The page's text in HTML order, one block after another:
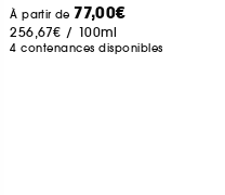
À partir de 77,00€
256,67€ / 100ml
4 contenances disponibles